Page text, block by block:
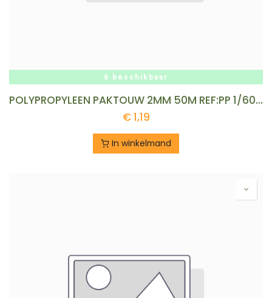
6 beschikbaar
POLYPROPYLEEN PAKTOUW 2MM 50M REF:PP 1/600-100GR LEDENT
€1,19
In winkelmand